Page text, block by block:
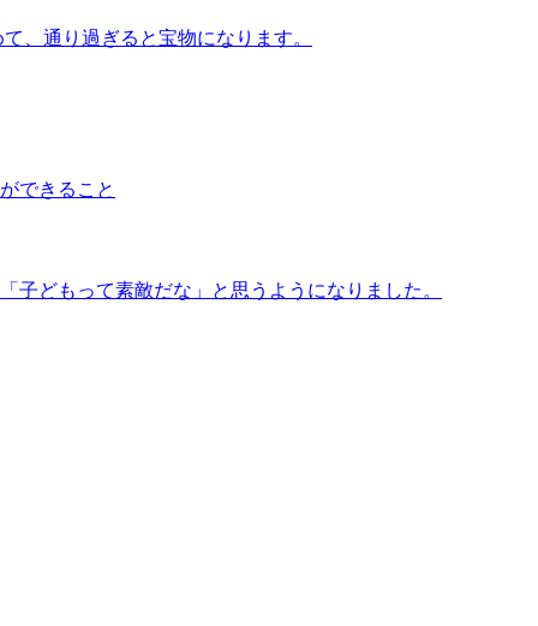
、通り過ぎると宝物になります。
できること
子どもって素敵だな」と思うようになりました。